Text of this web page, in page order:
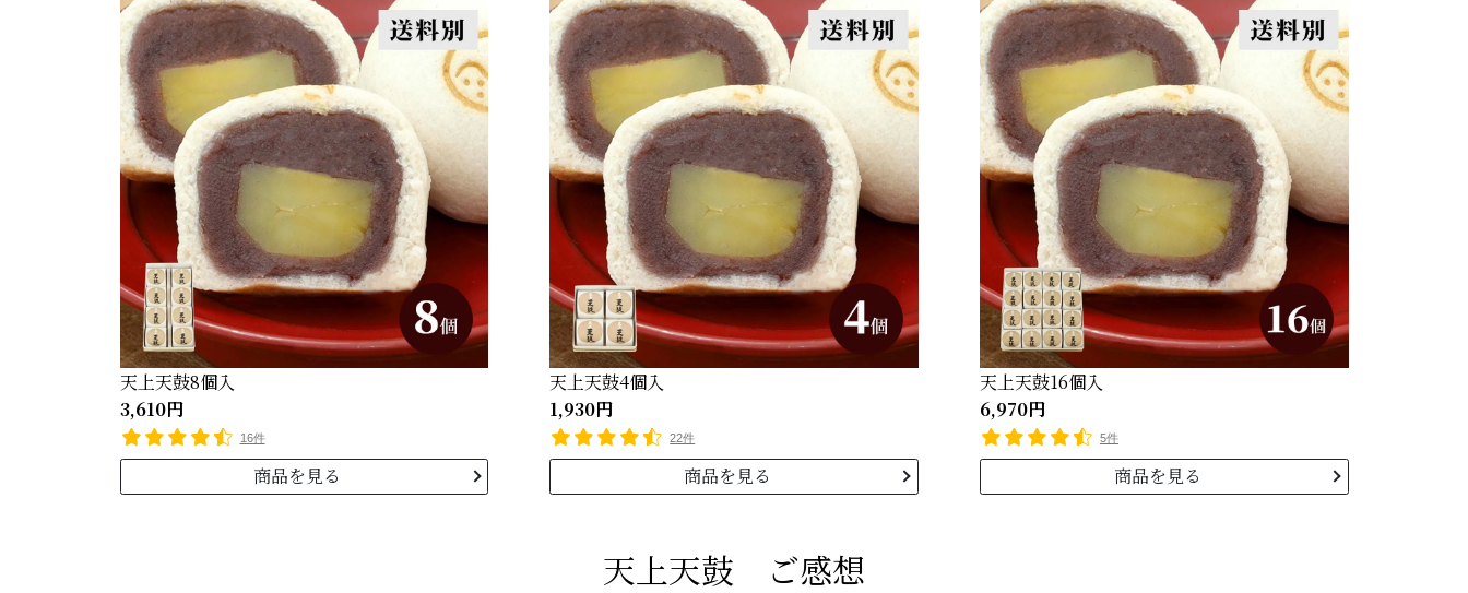
天上天鼓8個入
3,610円
16件
商品を見る
天上天鼓4個入
1,930円
22件
商品を見る
天上天鼓16個入
6,970円
5件
商品を見る
天上天鼓 ご感想